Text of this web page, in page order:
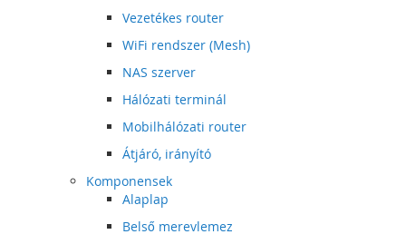
Vezetékes router
WiFi rendszer (Mesh)
NAS szerver
Hálózati terminál
Mobilhálózati router
Átjáró, irányító
Komponensek
Alaplap
Belső merevlemez